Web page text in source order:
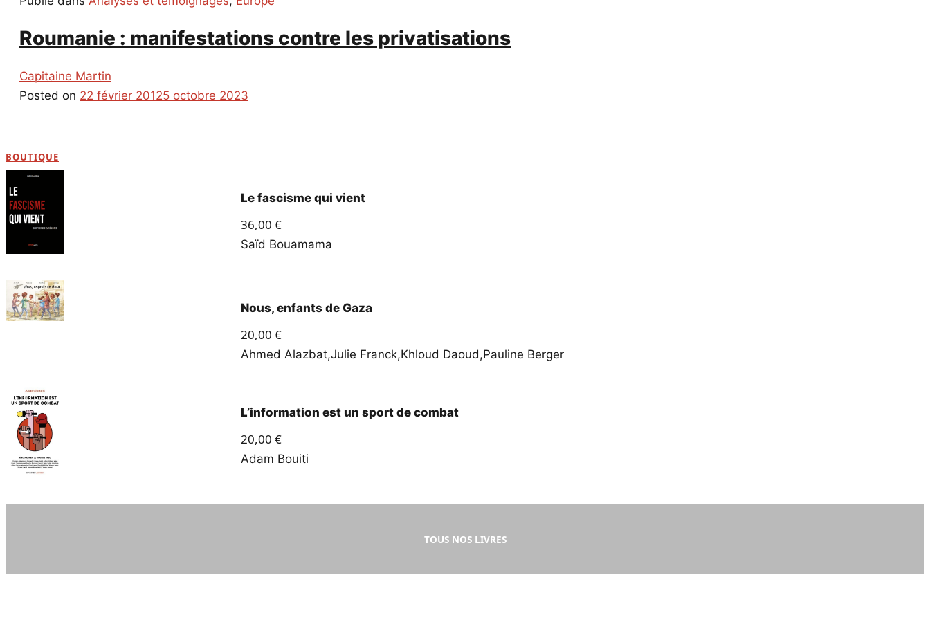
Roumanie : manifestations contre les privatisations
Capitaine Martin
Posted on 22 février 20125 octobre 2023
BOUTIQUE
Le fascisme qui vient
36,00 €
Saïd Bouamama
Nous, enfants de Gaza
20,00 €
Ahmed Alazbat,Julie Franck,Khloud Daoud,Pauline Berger
L’information est un sport de combat
20,00 €
Adam Bouiti
TOUS NOS LIVRES